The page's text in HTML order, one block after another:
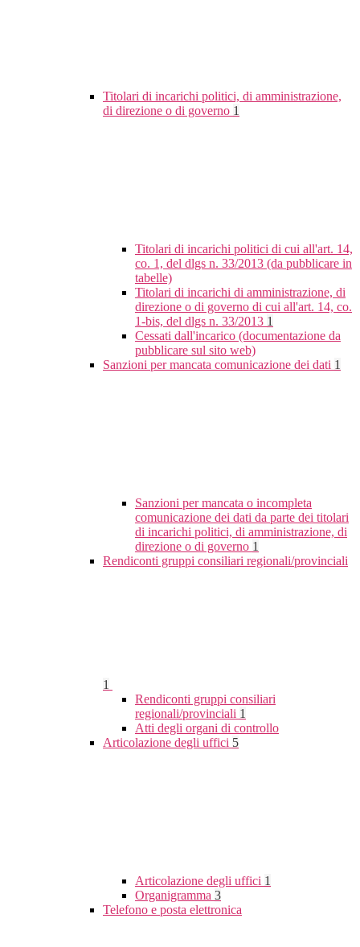
Titolari di incarichi politici, di amministrazione,
di direzione o di governo 1
Titolari di incarichi politici di cui all'art. 14,
co. 1, del dlgs n. 33/2013 (da pubblicare in
tabelle)
Titolari di incarichi di amministrazione, di
direzione o di governo di cui all'art. 14, co.
1-bis, del dlgs n. 33/2013 1
Cessati dall'incarico (documentazione da
pubblicare sul sito web)
Sanzioni per mancata comunicazione dei dati 1
Sanzioni per mancata o incompleta
comunicazione dei dati da parte dei titolari
di incarichi politici, di amministrazione, di
direzione o di governo 1
Rendiconti gruppi consiliari regionali/provinciali
1
Rendiconti gruppi consiliari
regionali/provinciali 1
Atti degli organi di controllo
Articolazione degli uffici 5
Articolazione degli uffici 1
Organigramma 3
Telefono e posta elettronica